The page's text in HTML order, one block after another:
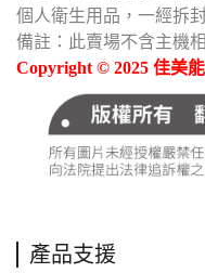
個人衛生用品，一經拆
備註：此賣場不含主機
Copyright © 2025 佳美
產品支援